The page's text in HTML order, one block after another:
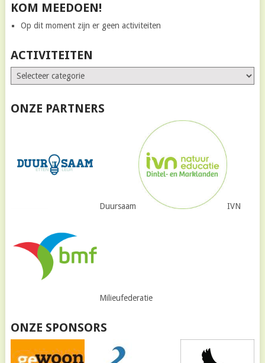
KOM MEEDOEN!
Op dit moment zijn er geen activiteiten
ACTIVITEITEN
ONZE PARTNERS
Duursaam IVN
Milieufederatie
ONZE SPONSORS